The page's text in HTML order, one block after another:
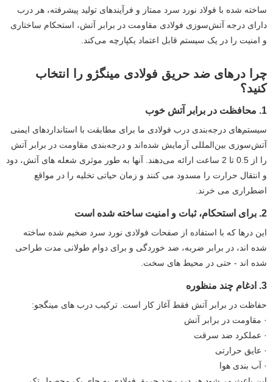
ساخته شده با فولاد نورد سرد ممتاز و فرآیندهای تولید پیشرفته، هر درب
دارای درجه آتش‌سوزی فولادی مقاومت در برابر آتش، استحکام ساختاری
و امنیت را در یک سیستم قابل اعتماد یکپارچه می‌کند.
چرا درهای ضد حریق فولادی مینگژو را انتخاب
کنید؟
1. محافظت در برابر آتش خوب
سیستم‌های درجه‌بندی درب فولادی ما برای مطابقت با استانداردهای ایمنی
آتش‌سوزی بین‌المللی آزمایش شده‌اند و درجه‌بندی مقاومت در برابر آتش
را از 0.5 تا 2 ساعت ارائه می‌دهند. آنها به طور موثری شعله های آتش، دود
و انتقال حرارت را مسدود می کنند و زمان حیاتی تخلیه را در مواقع
اضطراری می خرند.
2. برای استحکام، ثبات و امنیت ساخته شده است
این درها که با استفاده از صفحات فولادی نورد سرد ضخیم شده ساخته
شده اند، در برابر ضربه، ضد خوردگی و برای دوام طولانی مدت طراحی
شده اند - حتی در محیط های سخت.
3. ادغام چند منظوره
حفاظت در برابر آتش فقط آغاز کار است. ترکیب درب های مینگجو:
· مقاومت در برابر آتش
· عملکرد ضد سرقت
· عایق حرارتی
· آب بندی هوا